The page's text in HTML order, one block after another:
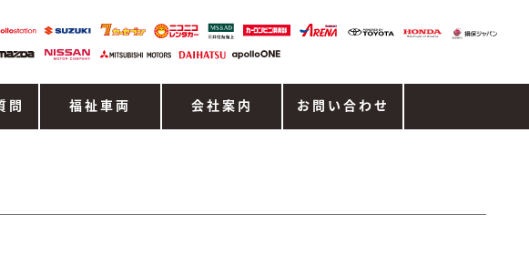
問 福祉車両 会社案内 お問い合わせ